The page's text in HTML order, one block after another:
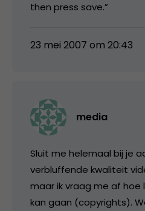
then press save.”
23 mei 2007 om 20:43
media
Sluit me helemaal bij je
verbluffende kwaliteit
maar ik vraag me af hoe
kan gaan (copyrights).